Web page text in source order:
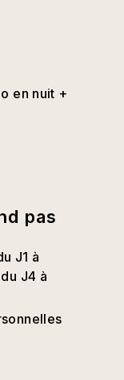
en nuit +
pas
J1 à
J4 à